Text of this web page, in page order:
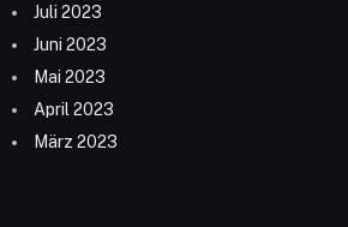
Juli 2023
Juni 2023
Mai 2023
April 2023
März 2023